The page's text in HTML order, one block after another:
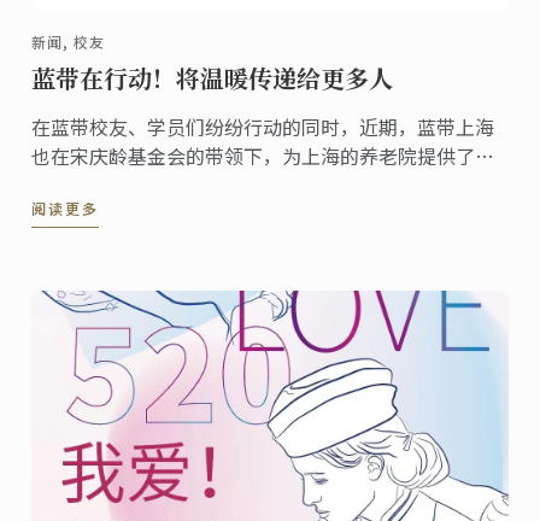
新闻, 校友
蓝带在行动！将温暖传递给更多人
在蓝带校友、学员们纷纷行动的同时，近期，蓝带上海
也在宋庆龄基金会的带领下，为上海的养老院提供了爱
阅读更多